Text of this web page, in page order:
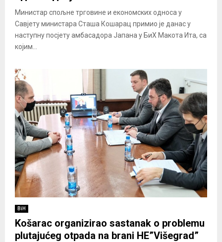
Министар спољне трговине и економских односа у
Савјету министара Сташа Кошарац примио је данас у
наступну посјету амбасадора Јапана у БиХ Макота Ита, са
којим...
BiH
Košarac organizirao sastanak o problemu
plutajućeg otpada na brani HE”Višegrad”